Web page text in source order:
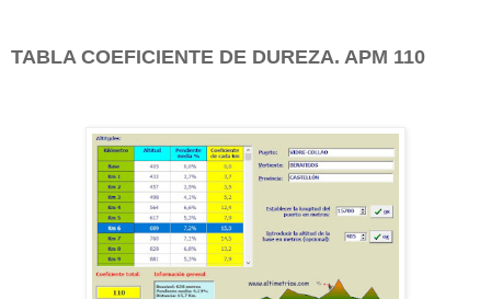
TABLA COEFICIENTE DE DUREZA. APM 110